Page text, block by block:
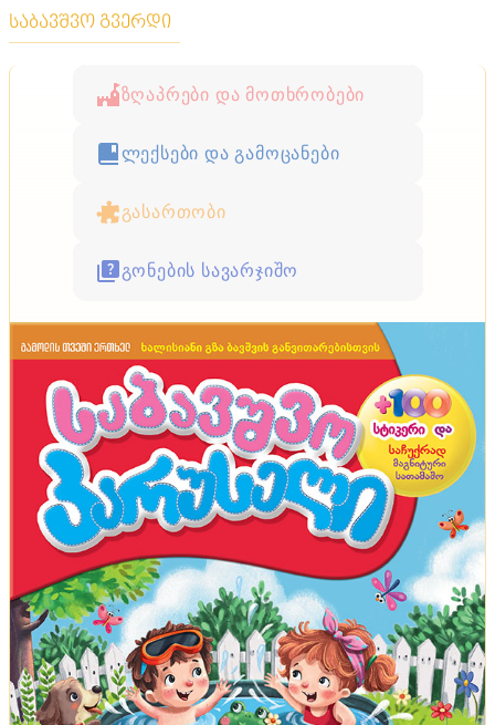
საბავშვო გვერდი
ზღაპრები და მოთხრობები
ლექსები და გამოცანები
გასართობი
გონების სავარჯიშო